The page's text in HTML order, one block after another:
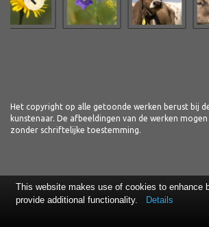
Het copyright op alle getoonde werken berust bij
kunstenaar. De afbeeldingen van de werken
zonder schriftelijke toestemming.
This website makes use of cookies to enhance
provide additional functionality.
Details